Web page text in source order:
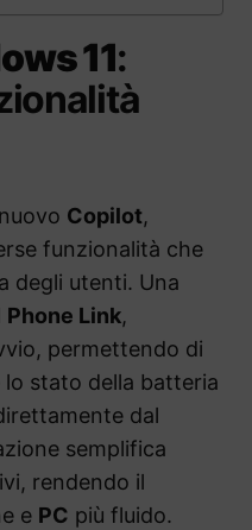
11:
Copilot,
funzionalità che
degli utenti. Una
Phone Link,
permettendo di
stato della batteria
dal
semplifica
rendendo il
e PC più fluido.